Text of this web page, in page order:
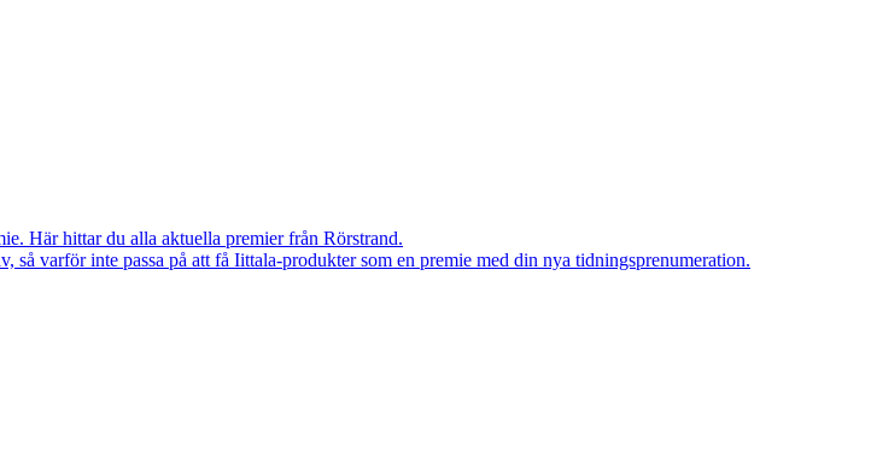
Här hittar du alla aktuella premier från Rörstrand.
varför inte passa på att få Iittala-produkter som en premie med din nya tidningsprenumeration.